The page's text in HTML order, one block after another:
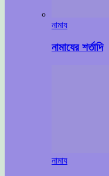
নামায
নামাযের শর্তাদি
নামায